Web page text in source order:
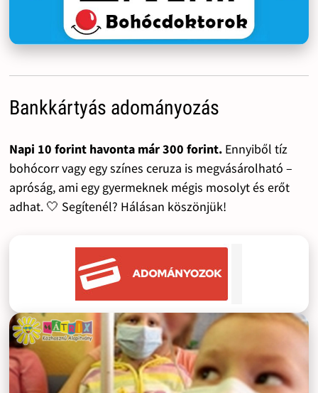
Bankkártyás adományozás
Napi 10 forint havonta már 300 forint.Ennyiből tíz
bohócorr vagy egy színes ceruza is megvásárolható –
apróság, ami egy gyermeknek mégis mosolyt és erőt
adhat. 🤍 Segítenél? Hálásan köszönjük!